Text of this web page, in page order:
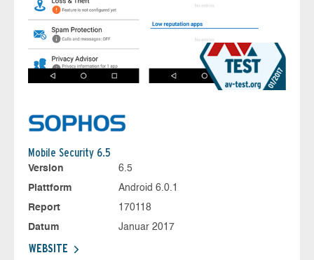
Mobile Security 6.5
Version
6.5
Plattform
Android 6.0.1
Report
170118
Datum
Januar 2017
WEBSITE